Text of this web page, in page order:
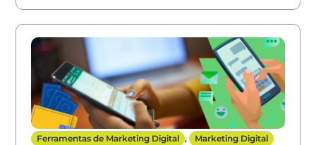
Ferramentas de Marketing Digital , Marketing Digital